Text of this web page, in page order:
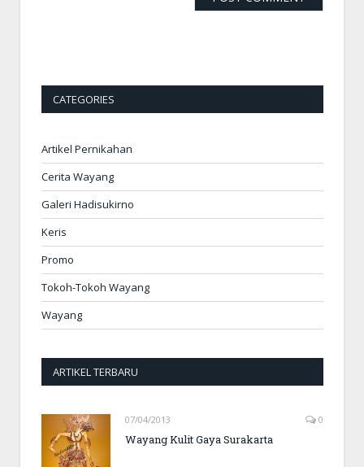
CATEGORIES
Artikel Pernikahan
Cerita Wayang
Galeri Hadisukirno
Keris
Promo
Tokoh-Tokoh Wayang
Wayang
ARTIKEL TERBARU
07/04/2013 0
Wayang Kulit Gaya Surakarta